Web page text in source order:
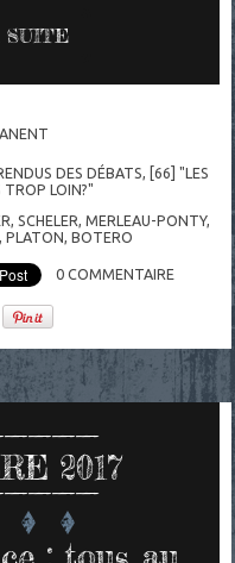
DES DÉBATS, [66] "LES
TROP LOIN?"
, SCHELER, MERLEAU-PONTY,
,PLATON,BOTERO
0 COMMENTAIRE
2017